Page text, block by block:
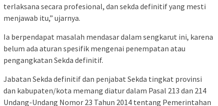
terlaksana secara profesional, dan sekda definitif yang mesti
menjawab itu,” ujarnya.
Ia berpendapat masalah mendasar dalam sengkarut ini, karena
belum ada aturan spesifik mengenai penempatan atau
pengangkatan Sekda definitif.
Jabatan Sekda definitif dan penjabat Sekda tingkat provinsi
dan kabupaten/kota memang diatur dalam Pasal 213 dan 214
Undang-Undang Nomor 23 Tahun 2014 tentang Pemerintahan